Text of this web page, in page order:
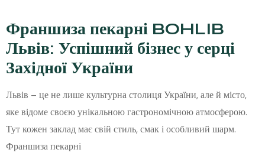
Франшиза пекарні BOHLIB
Львів: Успішний бізнес у серці
Західної України
Львів – це не лише культурна столиця України, але й місто,
яке відоме своєю унікальною гастрономічною атмосферою.
Тут кожен заклад має свій стиль, смак і особливий шарм.
Франшиза пекарні